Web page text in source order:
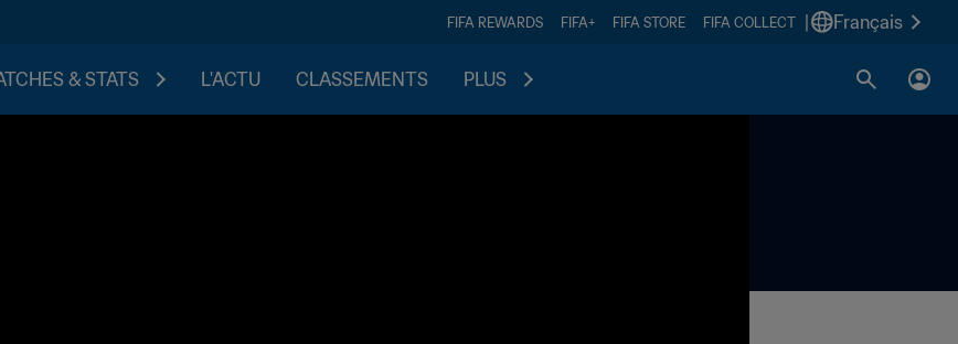
FIFA REWARDS FIFA+ FIFA STORE FIFA COLLECT Français
& STATS L'ACTU CLASSEMENTS PLUS